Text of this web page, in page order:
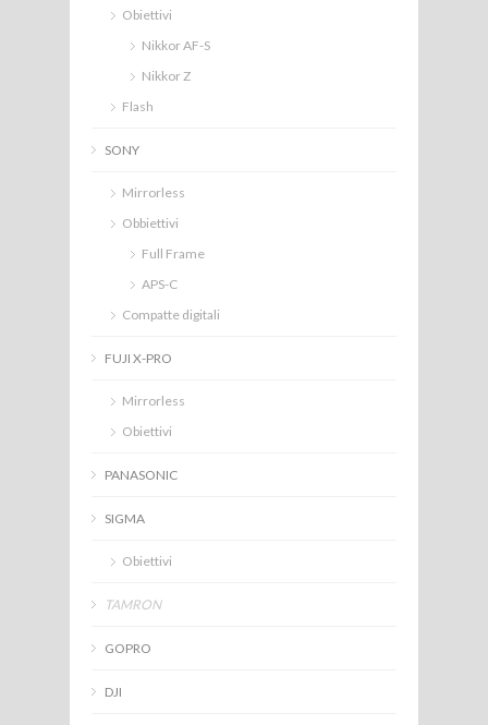
Obiettivi
Nikkor AF-S
Nikkor Z
Flash
SONY
Mirrorless
Obbiettivi
Full Frame
APS-C
Compatte digitali
FUJI X-PRO
Mirrorless
Obiettivi
PANASONIC
SIGMA
Obiettivi
TAMRON
GOPRO
DJI